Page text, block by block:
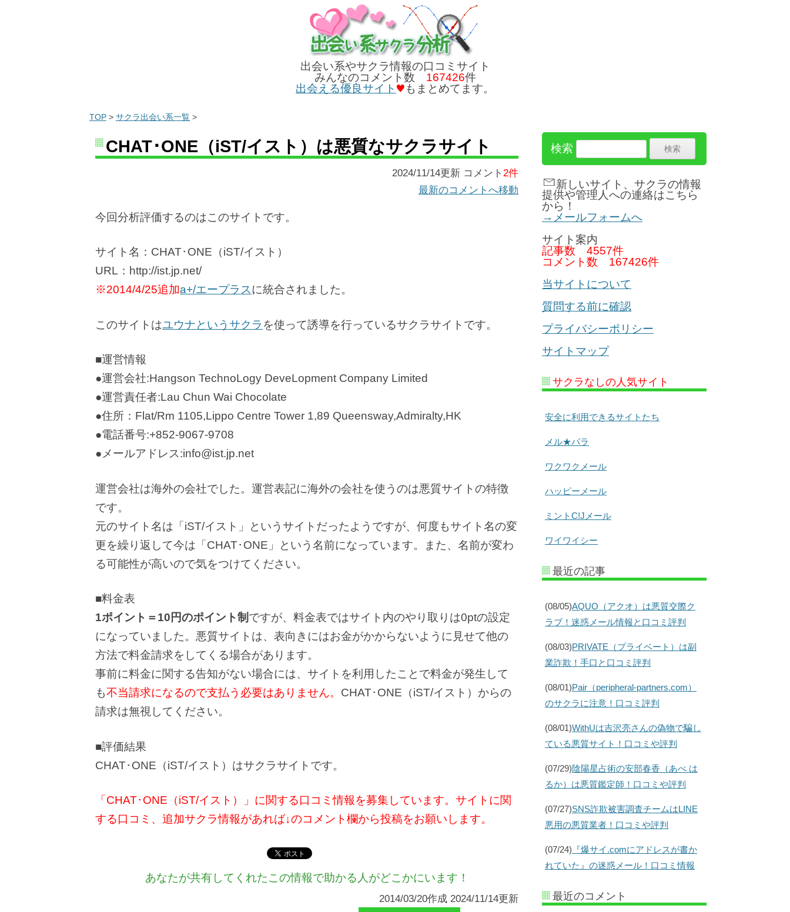
出会い系やサクラ情報の口コミサイト
みんなのコメント数 167426件
出会える優良サイト
もまとめてます。
TOP > サクラ出会い系一覧 >
CHAT･ONE（iST/イスト）は悪質なサクラサイト
2024/11/14更新 コメント 2件
最新のコメントへ移動
今回分析評価するのはこのサイトです。
サイト名：CHAT･ONE（iST/イスト）
URL：http://ist.jp.net/
※2014/4/25追加a+/エープラスに統合されました。
このサイトはユウナというサクラ を使って誘導を行っているサクラサイトです。
■運営情報
●運営会社:Hangson TechnoLogy DeveLopment Company Limited
●運営責任者:Lau Chun Wai Chocolate
●住所：Flat/Rm 1105,Lippo Centre Tower 1,89 Queensway,Admiralty,HK
●電話番号:+852-9067-9708
●メールアドレス:info@ist.jp.net
運営会社は海外の会社でした。運営表記に海外の会社を使うのは悪質サイトの特徴
です。
元のサイト名は「iST/イスト」というサイトだったようですが、何度もサイト名の変
更を繰り返して今は「CHAT･ONE」という名前になっています。また、名前が変わ
る可能性が高いので気をつけてください。
■料金表
1ポイント＝10円のポイント制 ですが、料金表ではサイト内のやり取りは0ptの設定
になっていました。悪質サイトは、表向きにはお金がかからないように見せて他の
方法で料金請求をしてくる場合があります。
事前に料金に関する告知がない場合には、サイトを利用したことで料金が発生して
も不当請求になるので支払う必要はありません。 CHAT･ONE（iST/イスト）からの
請求は無視してください。
■評価結果
CHAT･ONE（iST/イスト）はサクラサイトです。
「CHAT･ONE（iST/イスト）」に関する口コミ情報を募集しています。サイトに関
する口コミ、追加サクラ情報があれば↓のコメント欄から投稿をお願いします。
あなたが共有してくれたこの情報で助かる人がどこかにいます！
2014/03/20作成 2024/11/14更新
検索
新しいサイト、サクラの情報
提供や管理人への連絡はこちら
から！
→メールフォームへ
サイト案内
記事数 4557件
コメント数 167426件
当サイトについて
質問する前に確認
プライバシーポリシー
サイトマップ
サクラなしの人気サイト
安全に利用できるサイトたち
メル★パラ
ワクワクメール
ハッピーメール
ミントC!Jメール
ワイワイシー
最近の記事
(08/05)AQUO（アクオ）は悪質交際ク
ラブ！迷惑メール情報と口コミ評判
(08/03)PRIVATE（プライベート）は副
業詐欺！手口と口コミ評判
(08/01)Pair（peripheral-partners.com）
のサクラに注意！口コミ評判
(08/01)WithUは吉沢亮さんの偽物で騙し
ている悪質サイト！口コミや評判
(07/29)陰陽星占術の安部春香（あべ は
るか）は悪質鑑定師！口コミや評判
(07/27)SNS詐欺被害調査チームはLINE
悪用の悪質業者！口コミや評判
(07/24) 『爆サイ.comにアドレスが書か
れていた』の迷惑メール！口コミ情報
最近のコメント